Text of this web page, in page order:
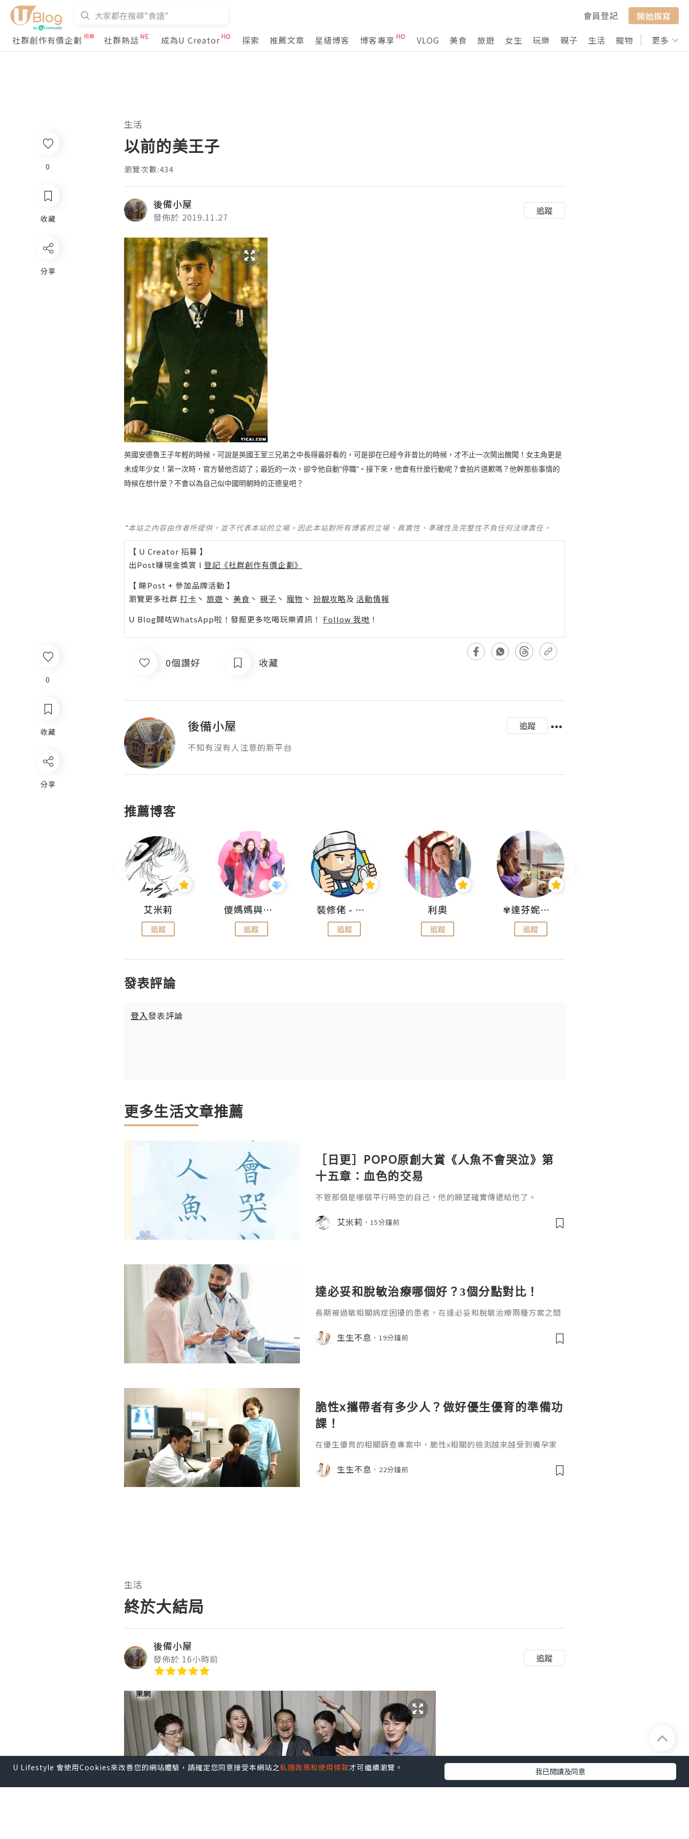
會員登記
開始撰寫
社群創作有價企劃
社群熱話 成為U Creator 探索 推薦文章 星級博客 博客專享 VLOG 美食 旅遊 女生 玩樂 親子 生活 寵物 行山 打卡
更多
0
收藏
分享
生活
以前的美王子
瀏覽次數:434
後備小屋
發佈於 2019.11.27
追蹤
英國安德魯王子年輕的時候，可說是英國王室三兄弟之中長得最好看的，可是卻在已經今非昔比的時候，才不止一次鬧出醜聞！女主角更是
未成年少女！第一次時，官方替他否認了；最近的一次，卻令他自動"停職"。接下來，他會有什麼行動呢？會拍片道歉嗎？他幹那些事情的
時候在想什麼？不會以為自己似中國明朝時的正德皇吧？
*本站之內容由作者所提供，並不代表本站的立場。因此本站對所有博客的立場、真實性、準確性及完整性不負任何法律責任。
【 U Creator 招募 】
出Post賺現金獎賞 l 登記《社群創作有價企劃》
【 睇Post + 參加品牌活動 】
瀏覽更多社群 打卡 丶 旅遊 丶 美食 丶 親子 丶 寵物 丶 扮靚攻略及 活動情報
U Blog開咗WhatsApp啦！發掘更多吃喝玩樂資訊！ Follow 我哋 ！
0個讚好 收藏
後備小屋
追蹤
不知有沒有人注意的新平台
推薦博客
艾米莉
追蹤
儍媽媽與兩隻小魔怪之家
追蹤
裝修佬 - 香港一站式網上裝修平台
追蹤
利奧
追蹤
✾達芬妮•愛孩子•愛生活✾
追蹤
發表評論
登入發表評論
更多生活文章推薦
［日更］POPO原創大賞《人魚不會哭泣》第
十五章：血色的交易
不管那個是哪個平行時空的自己，他的願望確實傳遞給他了。
艾米莉 15分鐘前
達必妥和脫敏治療哪個好？3個分點對比！
長期被過敏相關病症困擾的患者，在達必妥和脫敏治療兩種方案之間
式，卻很少有回復寫清它們的核心差異，達必妥和脫敏治療哪個好？
通過分維度的清晰對比就能得到明確答案。一、作用原理差異達必妥
生生不息 19分鐘前
脆性x攜帶者有多少人？做好優生優育的準備功
課！
在優生優育的相關篩查專案中，脆性x相關的檢測越來越受到備孕家
因病，大多數人對脆性x染色體綜合征的患者規模有基礎認知，卻很
少瞭解隱性攜帶者的群體體量，脆性x攜帶者有多少人？結合國際公
生生不息 22分鐘前
0
收藏
分享
生活
終於大結局
後備小屋
發佈於 16小時前 追蹤
U Lifestyle 會使用Cookies來改善您的網站體驗，請確定您同意接受本網站之私隱政策和使用條款才可繼續瀏覽。 我已閱讀及同意